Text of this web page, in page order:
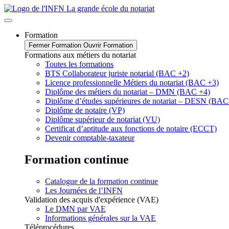
Formation
Fermer Formation Ouvrir Formation
Formations aux métiers du notariat
Toutes les formations
BTS Collaborateur juriste notarial (BAC +2)
Licence professionnelle Métiers du notariat (BAC +3)
Diplôme des métiers du notariat – DMN (BAC +4)
Diplôme d’études supérieures de notariat – DESN
Diplôme de notaire (VP)
Diplôme supérieur de notariat (VU)
Certificat d’aptitude aux fonctions de notaire (ECCT)
Devenir comptable-taxateur
Formation continue
Catalogue de la formation continue
Les Journées de l’INFN
Validation des acquis d'expérience (VAE)
Le DMN par VAE
Informations générales sur la VAE
Téléprocédures